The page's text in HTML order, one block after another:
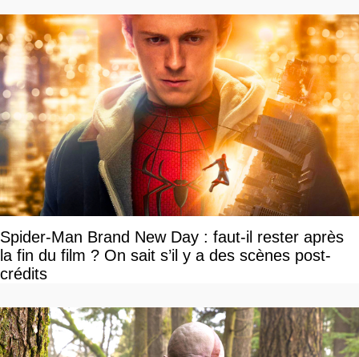
Spider-Man Brand New Day : faut-il rester après
la fin du film ? On sait s’il y a des scènes post-
crédits